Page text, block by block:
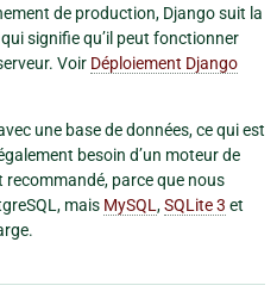
de production, Django suit la
qui signifie qu’il peut fonctionner
Voir Déploiement Django
une base de données, ce qui est
besoin d’un moteur de
recommandé, parce que nous
mais MySQL ,SQLite 3 et